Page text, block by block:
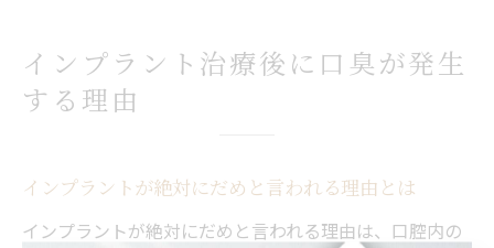
インプラント治療後に口臭が発生
する理由
インプラントが絶対にだめと言われる理由とは
インプラントが絶対にだめと言われる理由は、口腔内の